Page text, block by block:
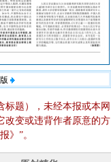
标题），未经本报或本网
改变或违背作者原意的方
》”。